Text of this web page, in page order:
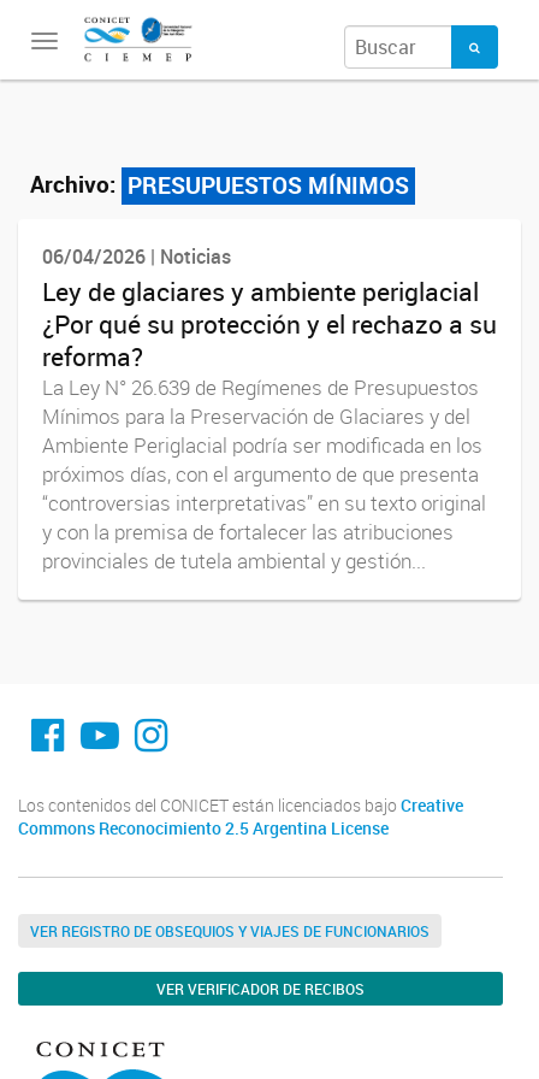
Toggle
navigation
Archivo: PRESUPUESTOS MÍNIMOS
06/04/2026 | Noticias
Ley de glaciares y ambiente periglacial
¿Por qué su protección y el rechazo a su
reforma?
La Ley N° 26.639 de Regímenes de Presupuestos
Mínimos para la Preservación de Glaciares y del
Ambiente Periglacial podría ser modificada en los
próximos días, con el argumento de que presenta
“controversias interpretativas” en su texto original
y con la premisa de fortalecer las atribuciones
provinciales de tutela ambiental y gestión...
fa-facebook
YouTube
Instagram
Los contenidos del CONICET están licenciados bajo Creative
Commons Reconocimiento 2.5 Argentina License
VER REGISTRO DE OBSEQUIOS Y VIAJES DE FUNCIONARIOS
VER VERIFICADOR DE RECIBOS